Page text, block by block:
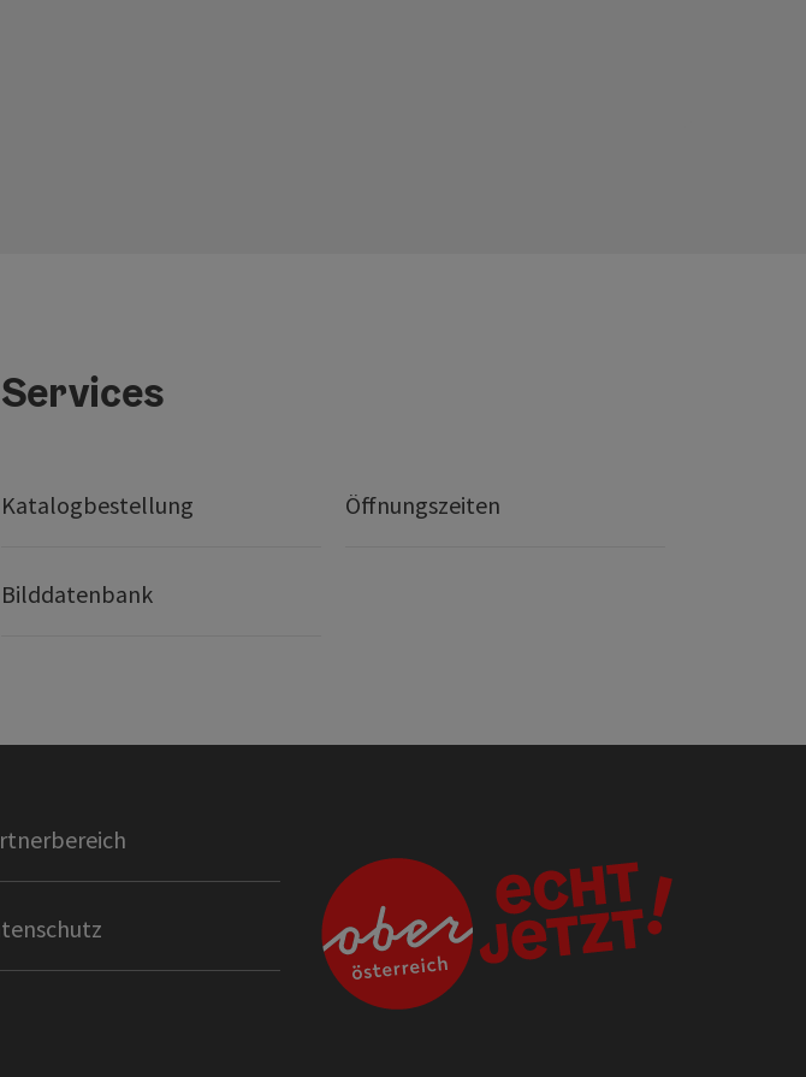
Services
Katalogbestellung Öffnungszeiten
Bilddatenbank